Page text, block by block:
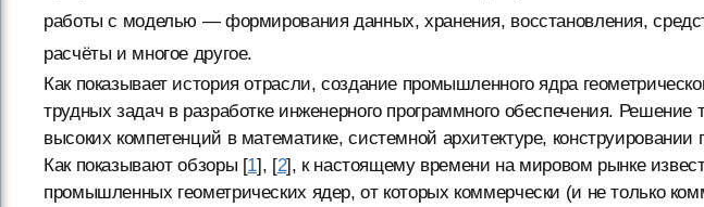
работы с моделью — формирования данных, хранения, восстановления,
расчёты и многое другое.
Как показывает история отрасли, создание промышленного ядра
трудных задач в разработке инженерного программного обеспечения. Решение
высоких компетенций в математике, системной архитектуре,
Как показывают обзоры [1], [2], к настоящему времени на мировом рынке
промышленных геометрических ядер, от которых коммерчески (и не только